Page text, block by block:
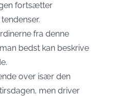
fortsætter
fra denne
bedst kan beskrive
over især den
men driver